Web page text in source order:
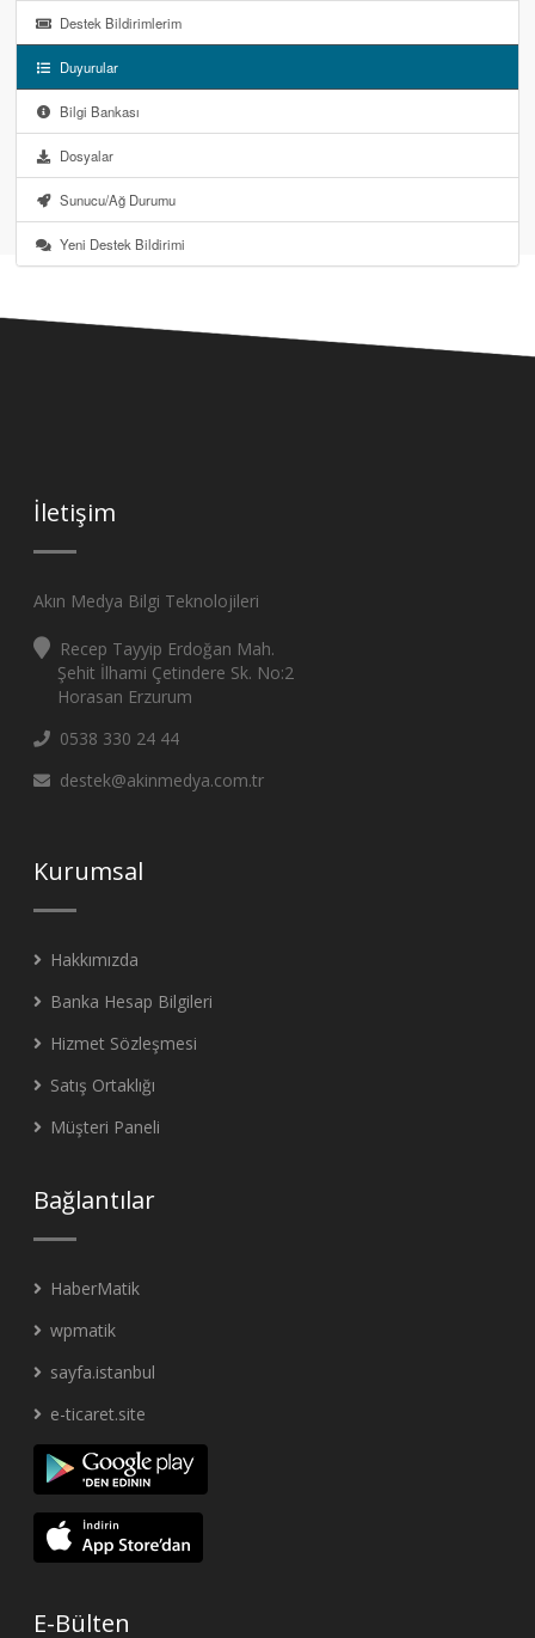
Destek Bildirimlerim
Duyurular
Bilgi Bankası
Dosyalar
Sunucu/Ağ Durumu
Yeni Destek Bildirimi
İletişim
Akın Medya Bilgi Teknolojileri
Recep Tayyip Erdoğan Mah.
Şehit İlhami Çetindere Sk. No:2
Horasan Erzurum
0538 330 24 44
destek@akinmedya.com.tr
Kurumsal
Hakkımızda
Banka Hesap Bilgileri
Hizmet Sözleşmesi
Satış Ortaklığı
Müşteri Paneli
Bağlantılar
HaberMatik
wpmatik
sayfa.istanbul
e-ticaret.site
E-Bülten